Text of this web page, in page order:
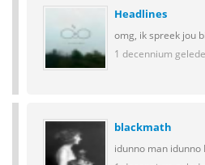
Headlines
omg, ik spreek jou
1 decennium
blackmath
idunno man idunno